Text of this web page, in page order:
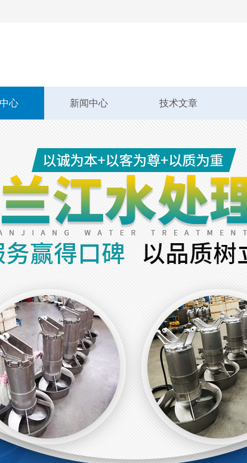
心 新闻中心 技术文章